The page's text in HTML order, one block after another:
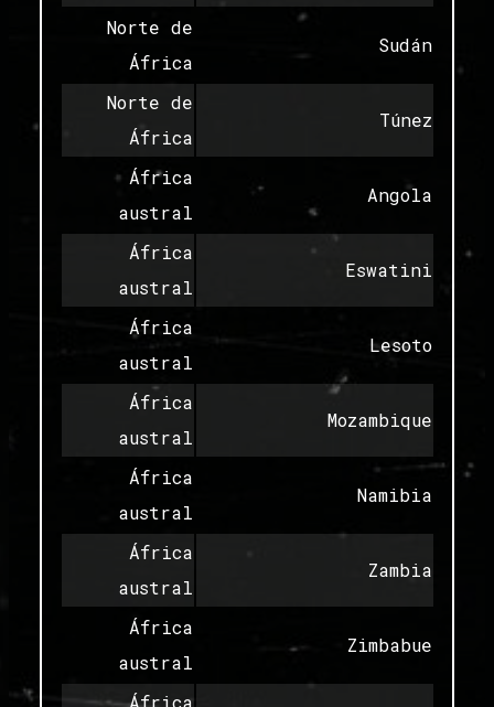
Sudán
Norte de
África
Túnez
Norte de
África
Angola
África
austral
Eswatini
África
austral
Lesoto
África
austral
Mozambique
África
austral
Namibia
África
austral
Zambia
África
austral
Zimbabue
África
austral
África